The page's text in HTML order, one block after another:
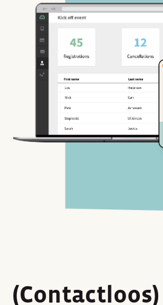
(Contactloos)